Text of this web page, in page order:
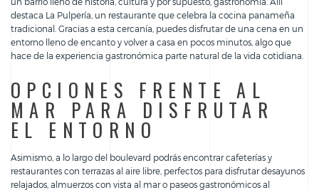
destaca La Pulpería, un restaurante que celebra la cocina panameña
tradicional. Gracias a esta cercanía, puedes disfrutar de una cena en un
entorno lleno de encanto y volver a casa en pocos minutos, algo que
hace de la experiencia gastronómica parte natural de la vida cotidiana.
OPCIONES FRENTE AL
MAR PARA DISFRUTAR
EL ENTORNO
Asimismo, a lo largo del boulevard podrás encontrar cafeterías y
restaurantes con terrazas al aire libre, perfectos para disfrutar desayunos
relajados, almuerzos con vista al mar o paseos gastronómicos al